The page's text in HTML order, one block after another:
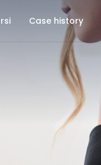
Case history